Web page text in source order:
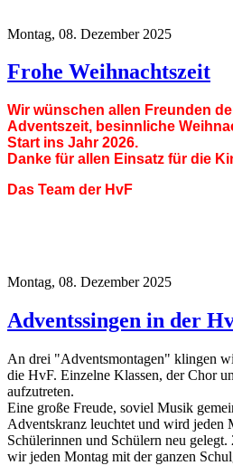
Montag, 08. Dezember 2025
Frohe Weihnachtszeit
Wir wünschen allen Freunden
Adventszeit, besinnliche
Start ins Jahr 2026.
Danke für allen Einsatz für die
Das Team der HvF
Montag, 08. Dezember 2025
Adventssingen in der
An drei "Adventsmontagen" klingen
die HvF. Einzelne Klassen, der Chor
aufzutreten.
Eine große Freude, soviel Musik
Adventskranz leuchtet und wird jeden
Schülerinnen und Schülern neu gelegt.
wir jeden Montag mit der ganzen